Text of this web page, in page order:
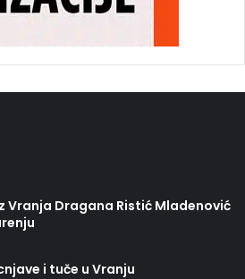
Vranja Dragana Ristić Mladenović
i tuče u Vranju